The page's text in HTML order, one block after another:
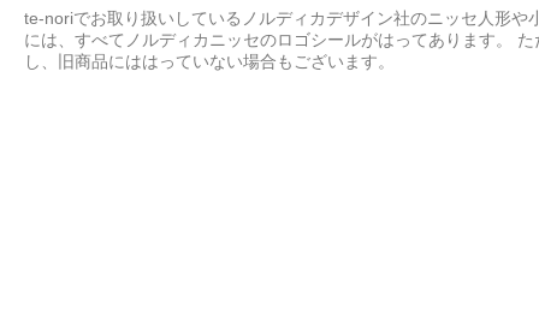
te-noriでお取り扱いしているノルディカデザイン社のニッセ人形や
には、すべてノルディカニッセのロゴシールがはってあります。 た
し、旧商品にははっていない場合もございます。